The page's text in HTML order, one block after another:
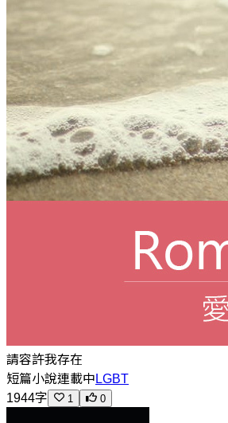
請容許我存在
短篇小說連載中 LGBT
1944字
1 0